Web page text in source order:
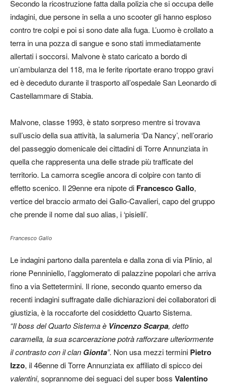
Secondo la ricostruzione fatta dalla polizia che si occupa delle
indagini, due persone in sella a uno scooter gli hanno esploso
contro tre colpi e poi si sono date alla fuga. L’uomo è crollato a
terra in una pozza di sangue e sono stati immediatamente
allertati i soccorsi. Malvone è stato caricato a bordo di
un’ambulanza del 118, ma le ferite riportate erano troppo gravi
ed è deceduto durante il trasporto all’ospedale San Leonardo di
Castellammare di Stabia.
Malvone, classe 1993, è stato sorpreso mentre si trovava
sull’uscio della sua attività, la salumeria ‘Da Nancy’, nell’orario
del passeggio domenicale dei cittadini di Torre Annunziata in
quella che rappresenta una delle strade più trafficate del
territorio. La camorra sceglie ancora di colpire con tanto di
effetto scenico. Il 29enne era nipote di Francesco Gallo,
vertice del braccio armato dei Gallo-Cavalieri, capo del gruppo
che prende il nome dal suo alias, i ‘pisielli’.
Francesco Gallo
Le indagini partono dalla parentela e dalla zona di via Plinio, al
rione Penniniello, l’agglomerato di palazzine popolari che arriva
fino a via Settetermini. Il rione, secondo quanto emerso da
recenti indagini suffragate dalle dichiarazioni dei collaboratori di
giustizia, è la roccaforte del cosiddetto Quarto Sistema.
“Il boss del Quarto Sistema è Vincenzo Scarpa, detto
caramella, la sua scarcerazione potrà rafforzare ulteriormente
il contrasto con il clan Gionta”. Non usa mezzi termini Pietro
Izzo, il 46enne di Torre Annunziata ex affiliato di spicco dei
valentini, soprannome dei seguaci del super boss Valentino